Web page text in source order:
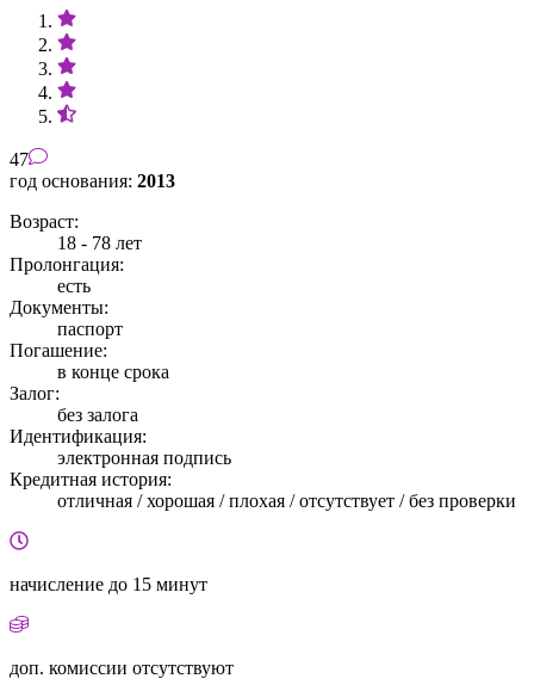
47
год основания: 2013
Возраст:
18 - 78 лет
Пролонгация:
есть
Документы:
паспорт
Погашение:
в конце срока
Залог:
без залога
Идентификация:
электронная подпись
Кредитная история:
отличная / хорошая / плохая / отсутствует / без проверки
начисление до 15 минут
доп. комиссии отсутствуют